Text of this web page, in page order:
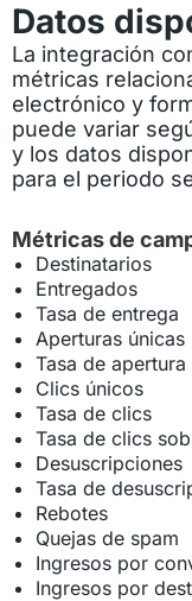
Datos
La integración
métricas
electrónico y
puede variar
y los datos
para el periodo
Métricas de
Destinatarios
Entregados
Tasa de entrega
Aperturas únicas
Tasa de apertura
Clics únicos
Tasa de clics
Tasa de clics
Desuscripciones
Tasa de
Rebotes
Quejas de spam
Ingresos por
Ingresos por